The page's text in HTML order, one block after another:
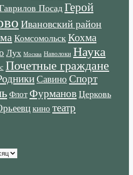
Посад Герой
Ивановский район
Комсомольск Кохма
Лух Москва Наволоки Наука
Почетные граждане
Савино Спорт
Флот Фурманов Церковь
кино театр